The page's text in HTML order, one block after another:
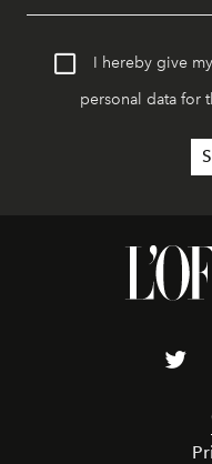
I hereby give
personal data for